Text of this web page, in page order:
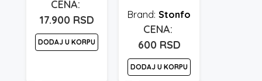
17.900 RSD
DODAJ U KORPU
Stonfo
600 RSD
DODAJ U KORPU